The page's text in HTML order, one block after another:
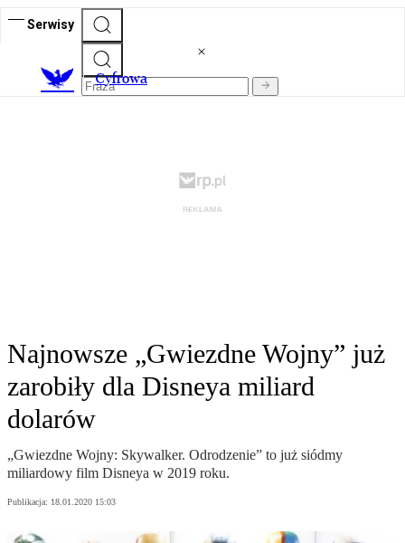
Serwisy
Cyfrowa
Najnowsze „Gwiezdne Wojny” już
zarobiły dla Disneya miliard
dolarów
„Gwiezdne Wojny: Skywalker. Odrodzenie” to już siódmy
miliardowy film Disneya w 2019 roku.
Publikacja: 18.01.2020 15:03